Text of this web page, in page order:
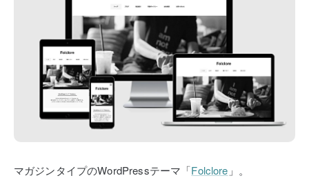
マガジンタイプのWordPressテーマ「Folclore 」。